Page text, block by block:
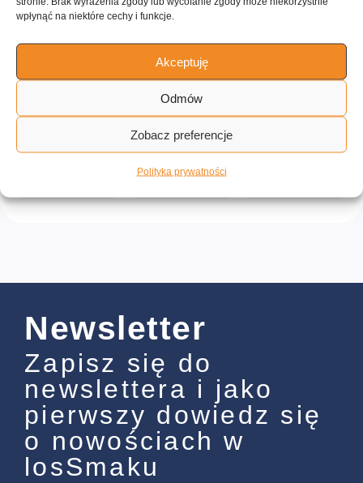
wpłynąć na niektóre cechy i funkcje.
Akceptuję
Odmów
Zobacz preferencje
Polityka prywatności
Owoce Niskoobiałkowe Niski cholesterol Zdrowe
Wartości odżywcze:
11.1 g
Newsletter
Zapisz się do
newslettera i jako
pierwszy dowiedz się
o nowościach w
losSmaku